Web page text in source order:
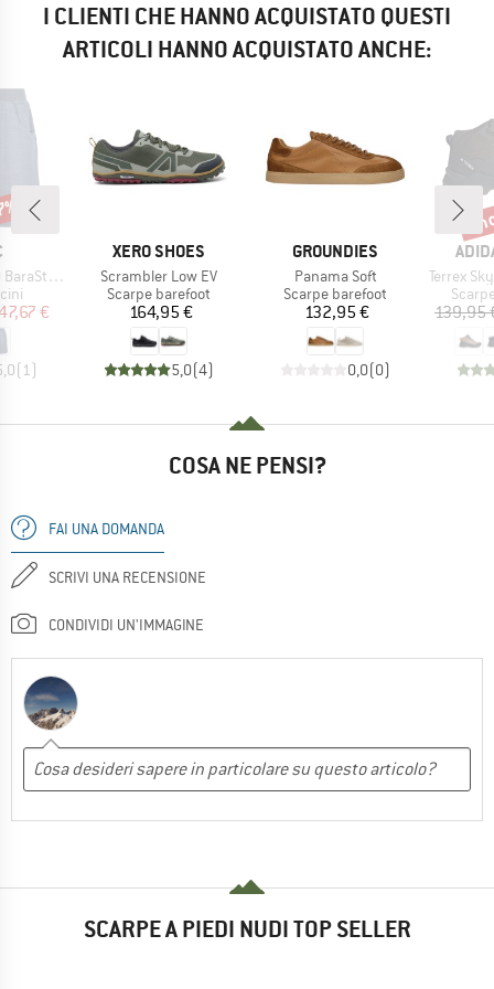
I CLIENTI CHE HANNO ACQUISTATO QUESTI
ARTICOLI HANNO ACQUISTATO ANCHE:
Shorts
prodotti
ridotto
€
(1)
MARCHIO
XERO SHOES
Articolo
Scrambler Low EV
Gruppo di prodotti
Scarpe barefoot
Prezzo
164,95 €
5,0(4)
MARCHIO
GROUNDIES
Articolo
Panama Soft
Gruppo di prodotti
Scarpe barefoot
Prezzo
132,95 €
0,0(0)
Articolo
Terrex
139,95
COSA NE PENSI?
FAI UNA DOMANDA
SCRIVI UNA RECENSIONE
CONDIVIDI UN'IMMAGINE
SCARPE A PIEDI NUDI TOP SELLER